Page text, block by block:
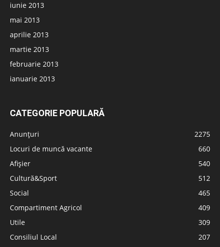
iunie 2013
mai 2013
aprilie 2013
martie 2013
februarie 2013
ianuarie 2013
CATEGORIE POPULARĂ
Anunțuri
2275
Locuri de muncă vacante
660
Afișier
540
Cultură&Sport
512
Social
465
Compartiment Agricol
409
Utile
309
Consiliul Local
207